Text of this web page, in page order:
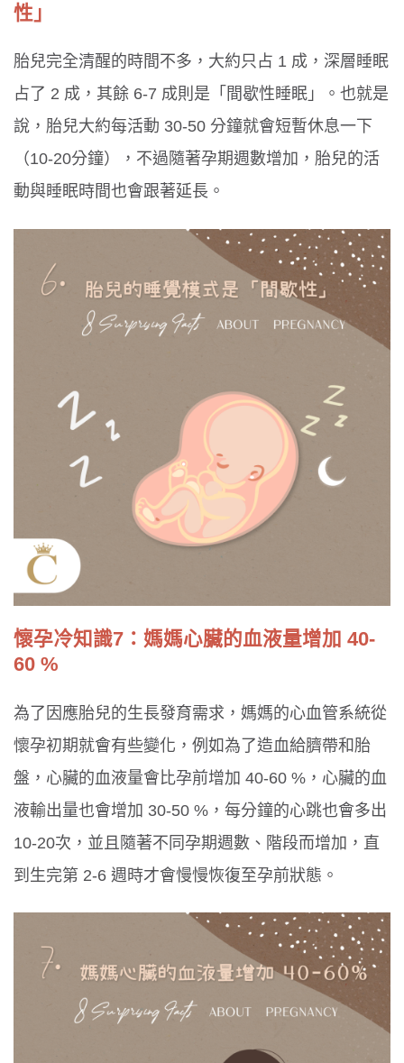
性」
胎兒完全清醒的時間不多，大約只占 1 成，深層睡眠
占了 2 成，其餘 6-7 成則是「間歇性睡眠」。也就是
說，胎兒大約每活動 30-50 分鐘就會短暫休息一下
（10-20分鐘），不過隨著孕期週數增加，胎兒的活
動與睡眠時間也會跟著延長。
懷孕冷知識7：媽媽心臟的血液量增加 40-
60 %
為了因應胎兒的生長發育需求，媽媽的心血管系統從
懷孕初期就會有些變化，例如為了造血給臍帶和胎
盤，心臟的血液量會比孕前增加 40-60 %，心臟的血
液輸出量也會增加 30-50 %，每分鐘的心跳也會多出
10-20次，並且隨著不同孕期週數、階段而增加，直
到生完第 2-6 週時才會慢慢恢復至孕前狀態。